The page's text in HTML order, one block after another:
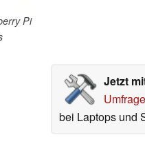
Pi
Jetzt
bei Laptops und